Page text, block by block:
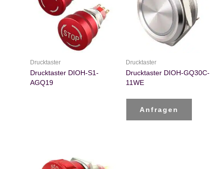
Drucktaster
Drucktaster DIOH-S1-
AGQ19
Drucktaster
Drucktaster DIOH-GQ30C-
11WE
Anfragen